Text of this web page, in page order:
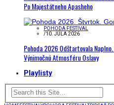
Po Majestátneho Apasheho
POHODA FESTIVAL
/10. JÚLA 2026
Pohoda 2026 Odštartovala
Výnimočnú Atmosféru Oslavy
Playlisty